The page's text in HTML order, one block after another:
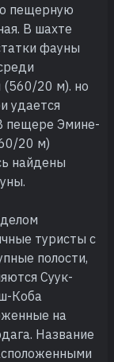
пещерную
В шахте
фауны
(560/20 м). но
удается
пещере Эмине-
20 м)
найдены
туристы с
полости,
Суук-
Коба
на
Название